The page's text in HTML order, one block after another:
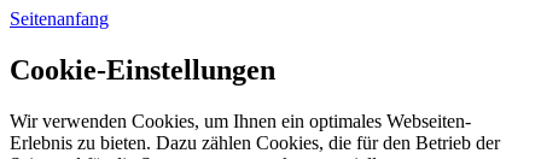
Seitenanfang
Cookie-Einstellungen
Wir verwenden Cookies, um Ihnen ein optimales Webseiten-
Erlebnis zu bieten. Dazu zählen Cookies, die für den Betrieb der